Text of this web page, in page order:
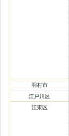
羽村市
江戸川区
江東区